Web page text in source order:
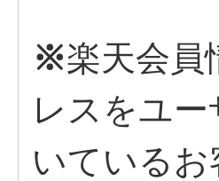
※楽天会員
レスをユ
いている